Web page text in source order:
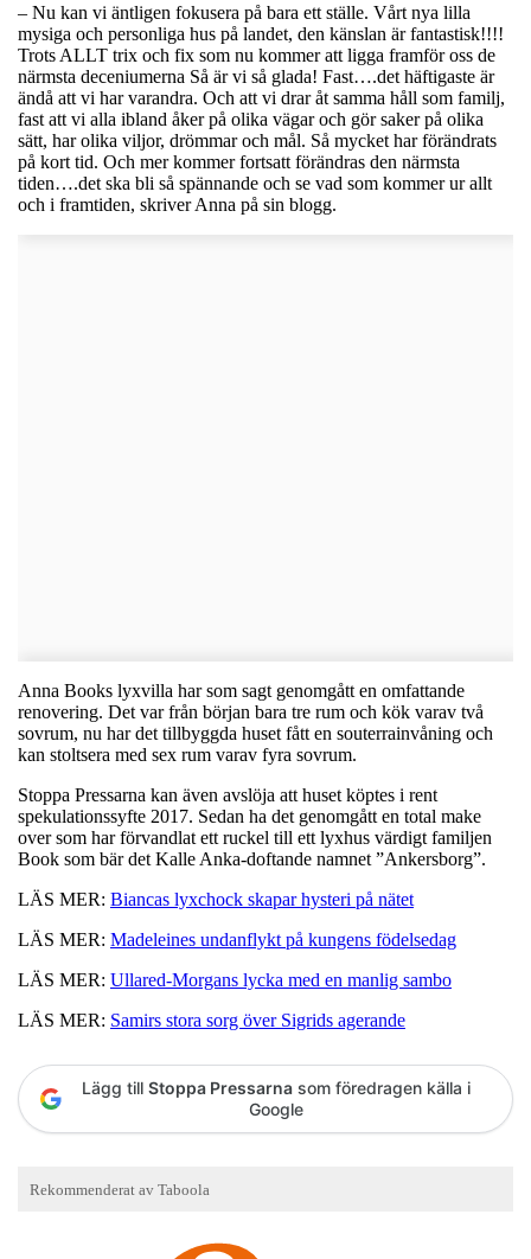
– Nu kan vi äntligen fokusera på bara ett ställe. Vårt nya lilla
mysiga och personliga hus på landet, den känslan är fantastisk!!!!
Trots ALLT trix och fix som nu kommer att ligga framför oss de
närmsta deceniumerna Så är vi så glada! Fast….det häftigaste är
ändå att vi har varandra. Och att vi drar åt samma håll som familj,
fast att vi alla ibland åker på olika vägar och gör saker på olika
sätt, har olika viljor, drömmar och mål. Så mycket har förändrats
på kort tid. Och mer kommer fortsatt förändras den närmsta
tiden….det ska bli så spännande och se vad som kommer ur allt
och i framtiden, skriver Anna på sin blogg.
Anna Books lyxvilla har som sagt genomgått en omfattande
renovering. Det var från början bara tre rum och kök varav två
sovrum, nu har det tillbyggda huset fått en souterrainvåning och
kan stoltsera med sex rum varav fyra sovrum.
Stoppa Pressarna kan även avslöja att huset köptes i rent
spekulationssyfte 2017. Sedan ha det genomgått en total make
over som har förvandlat ett ruckel till ett lyxhus värdigt familjen
Book som bär det Kalle Anka-doftande namnet ”Ankersborg”.
LÄS MER: Biancas lyxchock skapar hysteri på nätet
LÄS MER: Madeleines undanflykt på kungens födelsedag
LÄS MER: Ullared-Morgans lycka med en manlig sambo
LÄS MER: Samirs stora sorg över Sigrids agerande
Lägg till Stoppa Pressarna som föredragen källa i
Google